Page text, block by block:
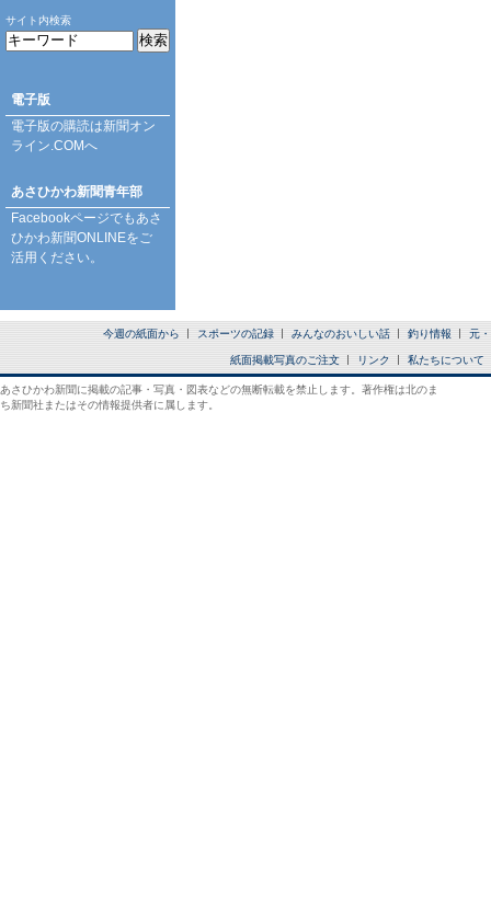
サイト内検索
電子版
電子版の購読は新聞オン
ライン.COMへ
あさひかわ新聞青年部
Facebookページでもあさ
ひかわ新聞ONLINEをご
活用ください。
今週の紙面から スポーツの記録 みんなのおいしい話 釣り情報 元
紙面掲載写真のご注文 リンク 私たちについて
あさひかわ新聞に掲載の記事・写真・図表などの無断転載を禁止します。著作権は北のま
ち新聞社またはその情報提供者に属します。